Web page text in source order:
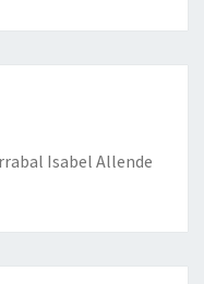
Isabel Allende